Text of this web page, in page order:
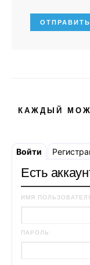
КАЖДЫЙ
Войти
Есть
ИМЯ
ПАРОЛЬ: